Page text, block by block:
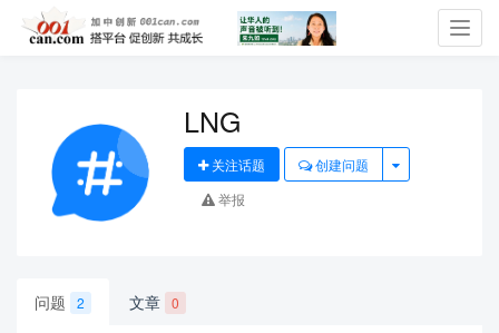
LNG
关注话题
创建问题
举报
问题 2 文章 0